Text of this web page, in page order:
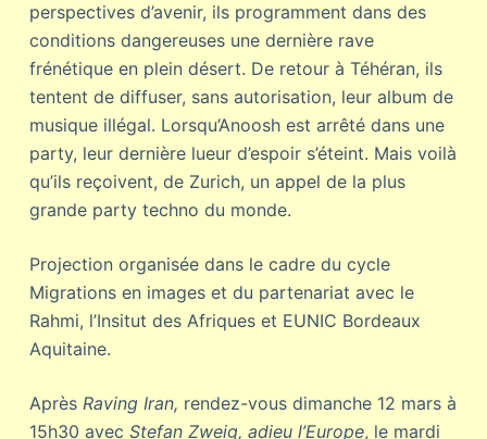
perspectives d’avenir, ils programment dans des
conditions dangereuses une dernière rave
frénétique en plein désert. De retour à Téhéran, ils
tentent de diffuser, sans autorisation, leur album de
musique illégal. Lorsqu’Anoosh est arrêté dans une
party, leur dernière lueur d’espoir s’éteint. Mais voilà
qu’ils reçoivent, de Zurich, un appel de la plus
grande party techno du monde.
Projection organisée dans le cadre du cycle
Migrations en images et du partenariat avec le
Rahmi, l’Insitut des Afriques et EUNIC Bordeaux
Aquitaine.
Après Raving Iran, rendez-vous dimanche 12 mars à
15h30 avec Stefan Zweig, adieu l’Europe, le mardi